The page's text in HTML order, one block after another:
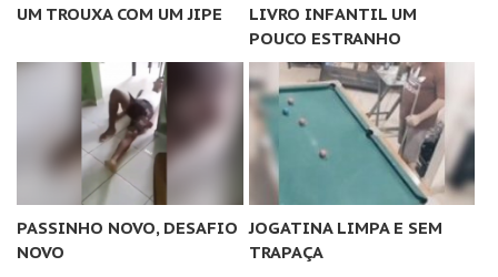
UM TROUXA COM UM JIPE
LIVRO INFANTIL UM
POUCO ESTRANHO
PASSINHO NOVO, DESAFIO
NOVO
JOGATINA LIMPA E SEM
TRAPAÇA